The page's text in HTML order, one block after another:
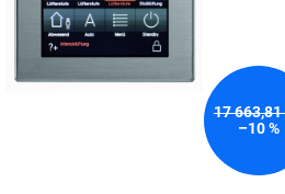
17 663,81
–10 %